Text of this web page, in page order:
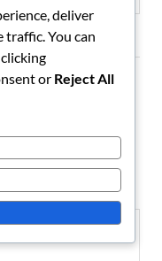
Required fields are
deliver
traffic. You can
or Reject All